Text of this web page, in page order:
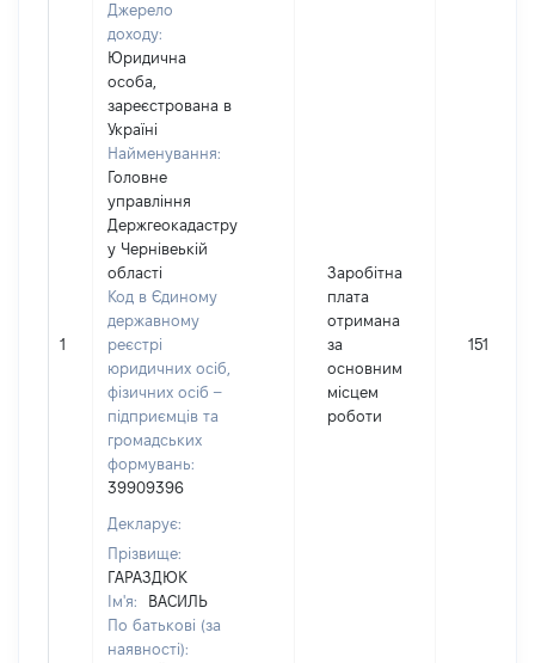
1
Джерело
доходу:
Юридична
особа,
зареєстрована в
Україні
Найменування:
Головне
управління
Держгеокадастру
у Чернівеькій
області
Код в Єдиному
державному
реєстрі
юридичних осіб,
фізичних осіб –
підприємців та
громадських
формувань:
39909396
Декларує:
Прізвище:
ГАРАЗДЮК
Ім'я:
ВАСИЛЬ
По батькові (за
наявності):
Заробітна
плата
отримана
за
основним
місцем
роботи
15130